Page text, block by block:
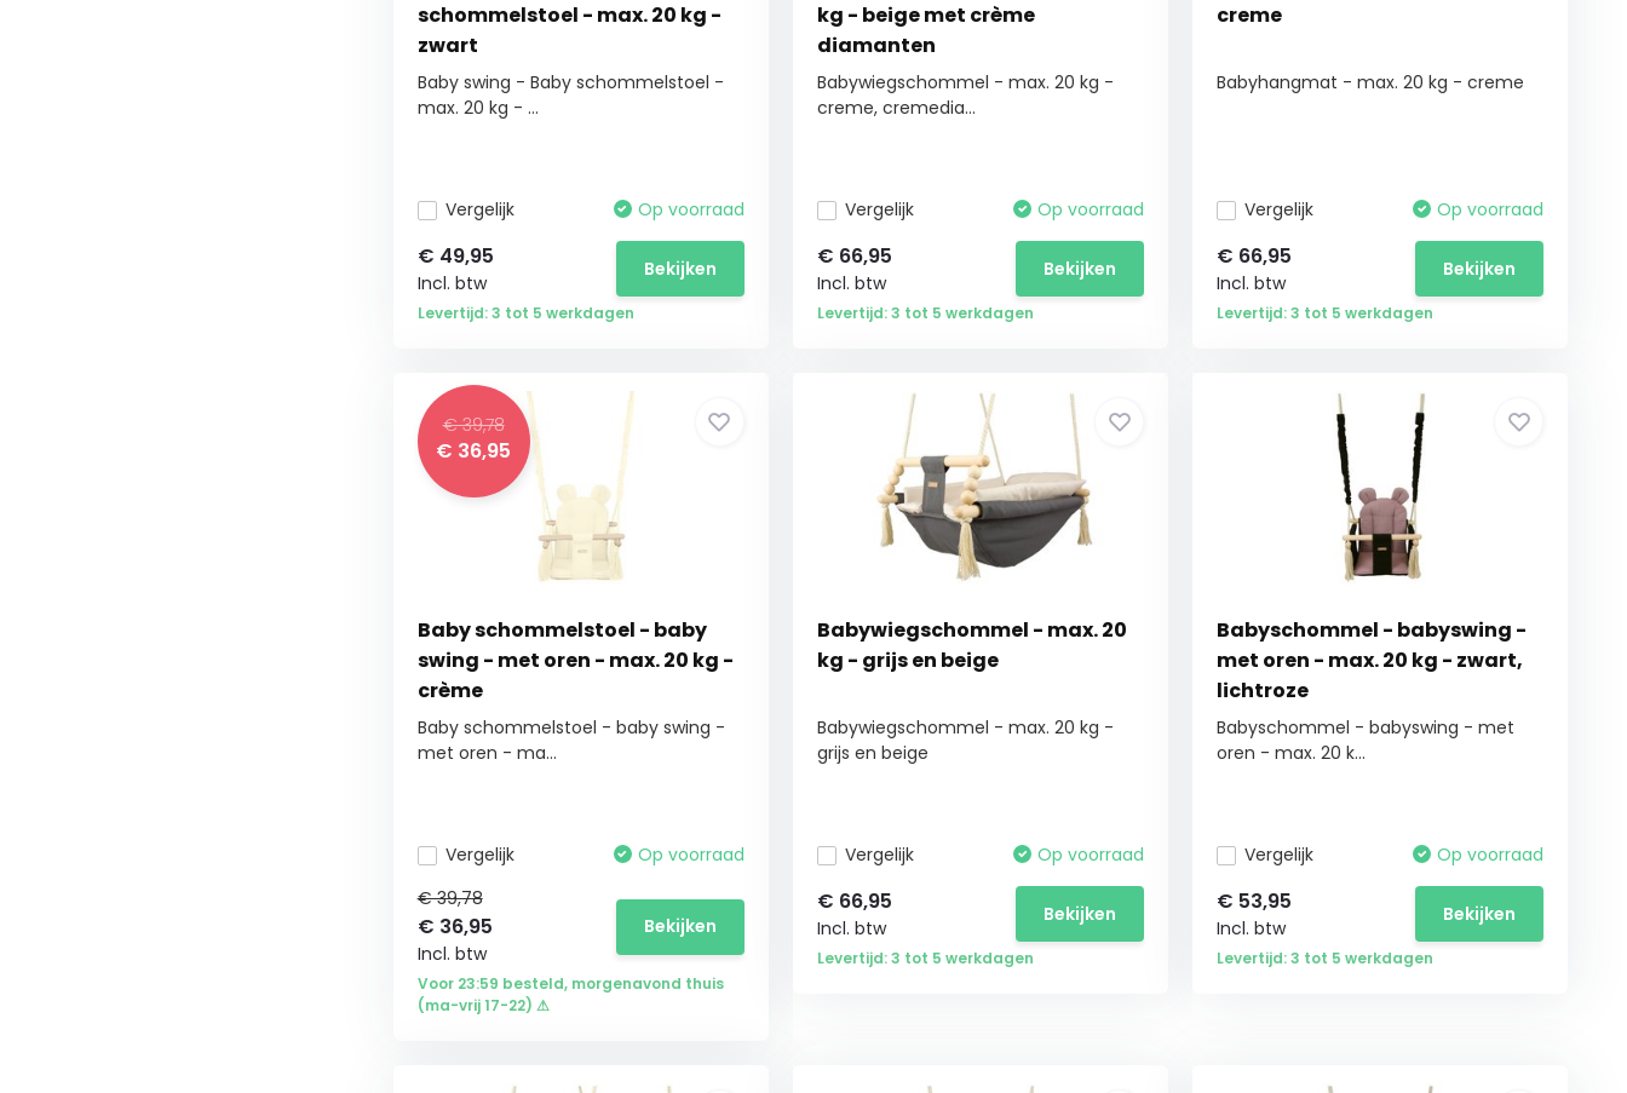
schommelstoel - max. 20 kg -
zwart
Baby swing - Baby schommelstoel -
max. 20 kg - ...
Vergelijk Op voorraad
€ 49,95
Incl. btw
Bekijken
Levertijd: 3 tot 5 werkdagen
kg - beige met crème
diamanten
Babywiegschommel - max. 20 kg -
creme, cremedia...
Vergelijk Op voorraad
€ 66,95
Incl. btw
Bekijken
Levertijd: 3 tot 5 werkdagen
creme
Babyhangmat - max. 20 kg - creme
Vergelijk Op voorraad
€ 66,95
Incl. btw
Bekijken
Levertijd: 3 tot 5 werkdagen
€ 39,78
€ 36,95
Baby schommelstoel - baby
swing - met oren - max. 20 kg -
crème
Baby schommelstoel - baby swing -
met oren - ma...
Vergelijk
Op voorraad
€ 39,78
€ 36,95
Incl. btw
Bekijken
Voor 23:59 besteld, morgenavond thuis
(ma-vrij 17-22) ⚠
Babywiegschommel - max. 20
kg - grijs en beige
Babywiegschommel - max. 20 kg -
grijs en beige
Vergelijk Op voorraad
€ 66,95
Incl. btw
Bekijken
Levertijd: 3 tot 5 werkdagen
Babyschommel - babyswing -
met oren - max. 20 kg - zwart,
lichtroze
Babyschommel - babyswing - met
oren - max. 20 k...
Vergelijk Op voorraad
€ 53,95
Incl. btw
Bekijken
Levertijd: 3 tot 5 werkdagen